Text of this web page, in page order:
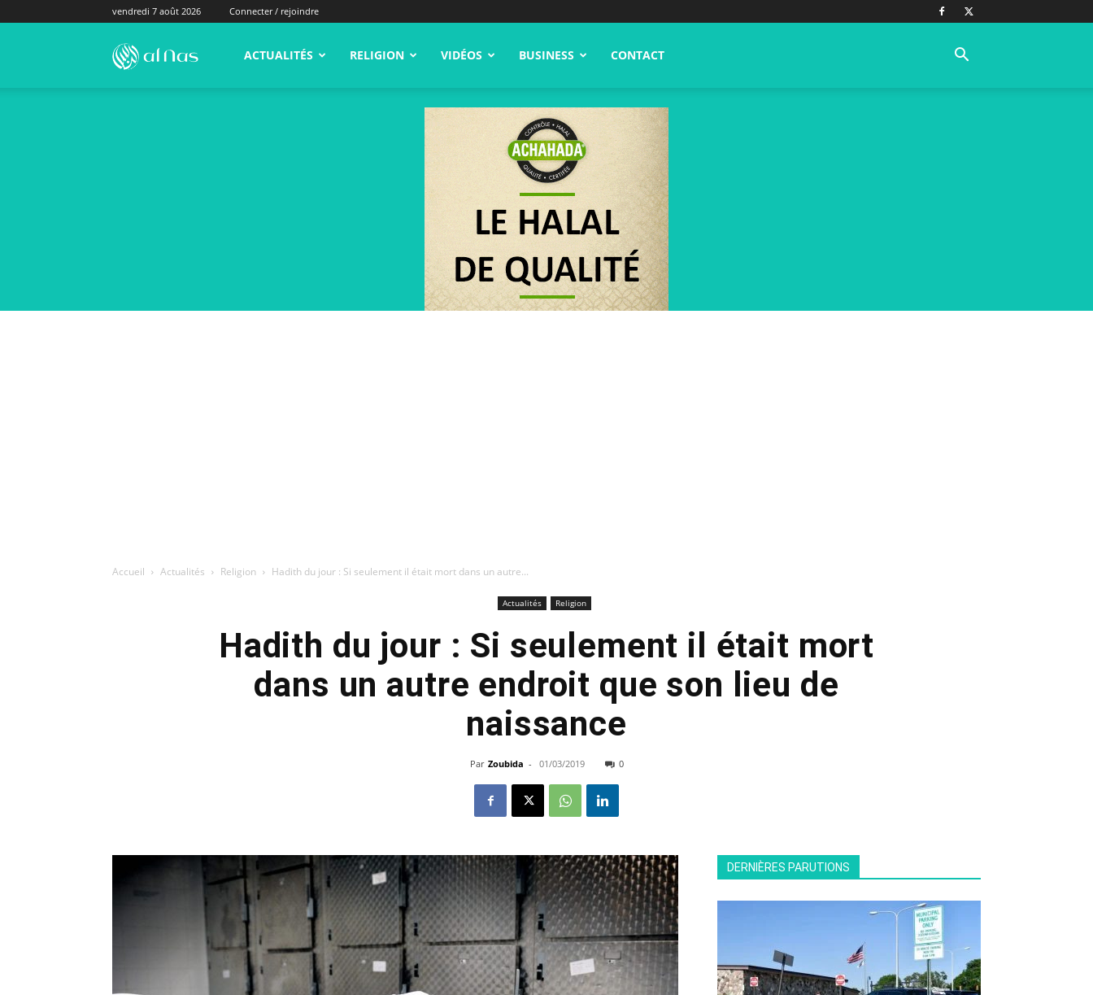
vendredi 7 août 2026 Connecter / rejoindre
alNas.fr ACTUALITÉS RELIGION VIDÉOS BUSINESS CONTACT
Accueil Actualités Religion Hadith du jour : Si seulement il était mort dans un autre...
Actualités Religion
Hadith du jour : Si seulement il était mort
dans un autre endroit que son lieu de
naissance
Par Zoubida - 01/03/2019 0
DERNIÈRES PARUTIONS